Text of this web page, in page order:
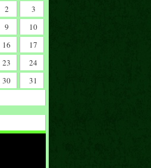
2
3
9
10
16
17
23
24
30
31